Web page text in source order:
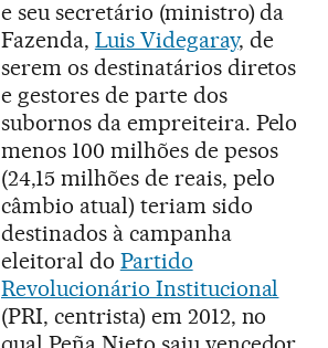
e seu secretário (ministro) da
Fazenda, Luis Videgaray, de
serem os destinatários diretos
e gestores de parte dos
subornos da empreiteira. Pelo
menos 100 milhões de pesos
(24,15 milhões de reais, pelo
câmbio atual) teriam sido
destinados à campanha
eleitoral do Partido
Revolucionário Institucional
(PRI, centrista) em 2012, no